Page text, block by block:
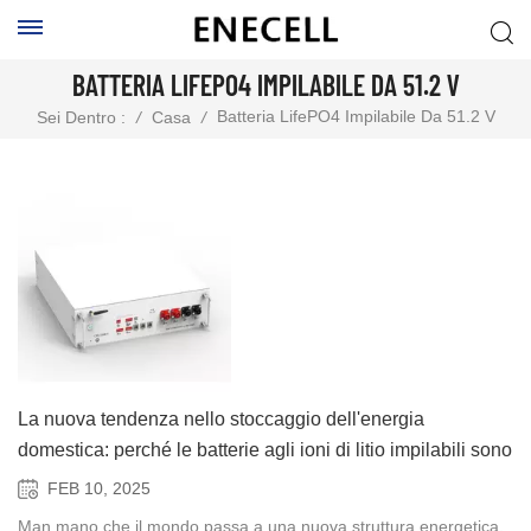
BATTERIA LIFEPO4 IMPILABILE DA 51.2 V
Sei Dentro : / Casa / Batteria LifePO4 Impilabile Da 51.2 V
La nuova tendenza nello stoccaggio dell'energia
domestica: perché le batterie agli ioni di litio impilabili sono
la scelta migliore
FEB 10, 2025
Man mano che il mondo passa a una nuova struttura energetica,